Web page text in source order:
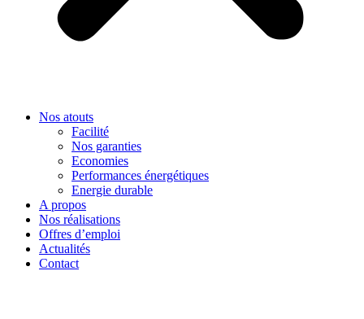
Nos atouts
Facilité
Nos garanties
Economies
Performances énergétiques
Energie durable
A propos
Nos réalisations
Offres d’emploi
Actualités
Contact